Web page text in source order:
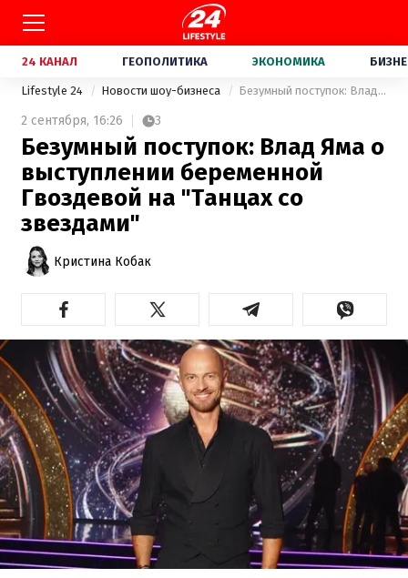
24 КАНАЛ ГЕОПОЛИТИКА ЭКОНОМИКА
Lifestyle 24 Новости шоу-бизнеса Безумный поступок: Влад Яма о выступлении беременной Гвоздевой на "Танцах со звездами"
2 сентября, 16:26 3
Безумный поступок: Влад Яма о
выступлении беременной
Гвоздевой на "Танцах со
звездами"
Кристина Кобак